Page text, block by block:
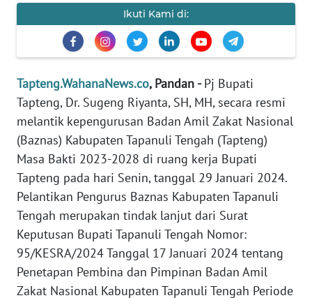
Ikuti Kami di:
Tapteng.WahanaNews.co, Pandan -Pj Bupati
Tapteng, Dr. Sugeng Riyanta, SH, MH, secara resmi
melantik kepengurusan Badan Amil Zakat Nasional
(Baznas) Kabupaten Tapanuli Tengah (Tapteng)
Masa Bakti 2023-2028 di ruang kerja Bupati
Tapteng pada hari Senin, tanggal 29 Januari 2024.
Pelantikan Pengurus Baznas Kabupaten Tapanuli
Tengah merupakan tindak lanjut dari Surat
Keputusan Bupati Tapanuli Tengah Nomor:
95/KESRA/2024 Tanggal 17 Januari 2024 tentang
Penetapan Pembina dan Pimpinan Badan Amil
Zakat Nasional Kabupaten Tapanuli Tengah Periode
PEDOMAN
MEDIA
SIBER
REDAKSI
KARIR
DISCLAIMER
Wahana
News
Regional